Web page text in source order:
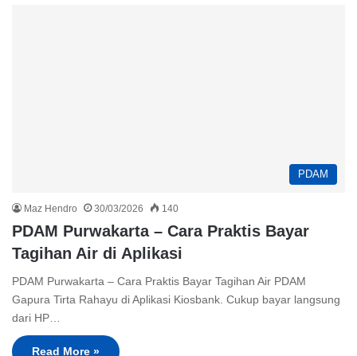
PDAM
Maz Hendro 30/03/2026 140
PDAM Purwakarta – Cara Praktis Bayar
Tagihan Air di Aplikasi
PDAM Purwakarta – Cara Praktis Bayar Tagihan Air PDAM
Gapura Tirta Rahayu di Aplikasi Kiosbank. Cukup bayar langsung
dari HP…
Read More »